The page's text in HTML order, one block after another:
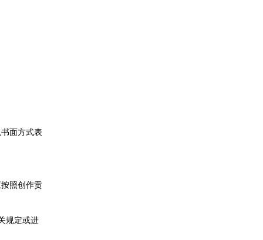
面方式表
照创作贡
规定或进